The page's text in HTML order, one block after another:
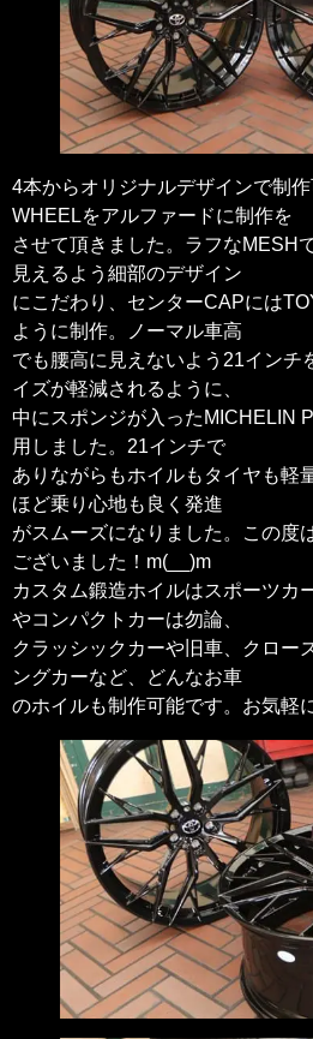
4本からオリジナルデザインで制
WHEELをアルファードに制作を
させて頂きました。ラフなMESH
見えるよう細部のデザイン
にこだわり、センターCAPには
ように制作。ノーマル車高
でも腰高に見えないよう21インチ
イズが軽減されるように、
中にスポンジが入ったMICHELIN
用しました。21インチで
ありながらもホイルもタイヤも軽
ほど乗り心地も良く発進
がスムーズになりました。この度
ございました！m(__)m
カスタム鍛造ホイルはスポーツカ
やコンパクトカーは勿論、
クラッシックカーや旧車、クロー
ングカーなど、どんなお車
のホイルも制作可能です。お気軽